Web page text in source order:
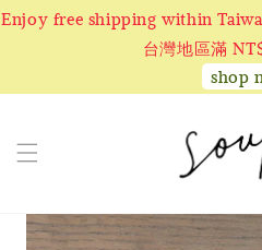
Enjoy free shipping within
台灣地區滿
shop